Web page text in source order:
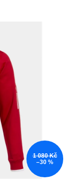
1 080 Kč
–30 %